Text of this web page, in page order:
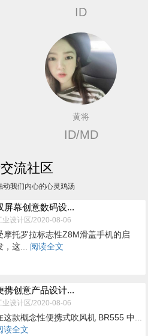
ID
黄将
ID/MD
流社区
动我们内心的心灵鸡汤
屏幕创意数码设...
业设计区/2020-08-06
摩托罗拉标志性Z8M滑盖手机的启
，这... 阅读全文
携创意产品设计...
业设计区/2020-08-06
这款概念性便携式吹风机 BR555 中...
读全文